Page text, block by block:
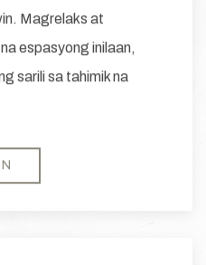
Magrelaks at
espasyong inilaan,
sarili sa tahimik na